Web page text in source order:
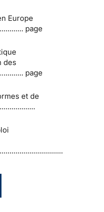
Europe
page
des
page
et de